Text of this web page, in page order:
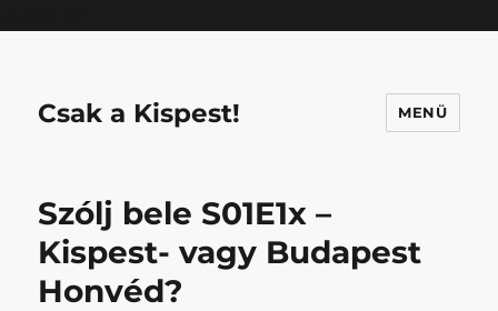
Csak a Kispest! MENÜ
Szólj bele S01E1x –
Kispest- vagy Budapest
Honvéd?